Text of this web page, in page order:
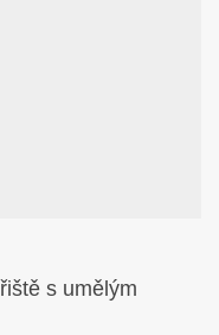
s umělým